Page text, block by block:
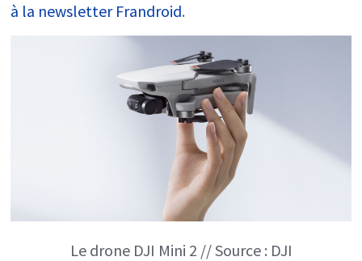
succès
son
à la newsletter Frandroid.
Le drone DJI Mini 2 // Source : DJI